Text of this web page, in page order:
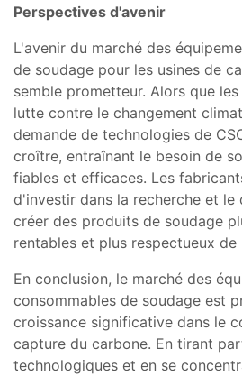
Perspectives d'avenir
L'avenir du marché des
de soudage pour les usines de
semble prometteur. Alors que
lutte contre le changement
demande de technologies de
croître, entraînant le besoin de
fiables et efficaces. Les
d'investir dans la recherche et le
créer des produits de soudage
rentables et plus respectueux de
En conclusion, le marché des
consommables de soudage est
croissance significative dans le
capture du carbone. En tirant
technologiques et en se